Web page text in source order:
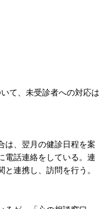
て、未受診者への対応は
は、翌月の健診日程を案
電話連絡をしている。連
連携し、訪問を行う。